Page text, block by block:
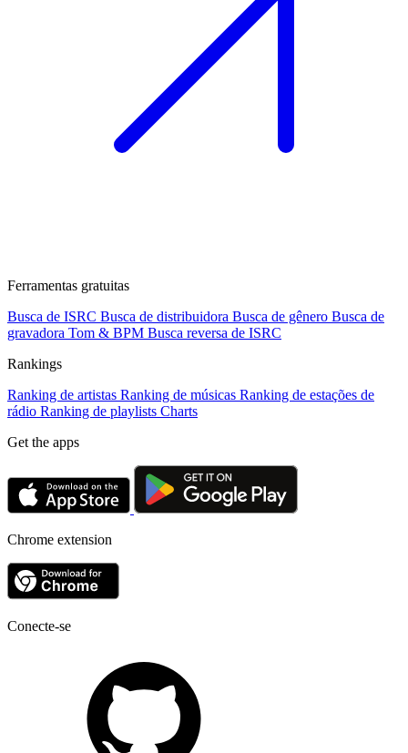
Ferramentas gratuitas
Busca de ISRC Busca de distribuidora Busca de gênero Busca de
gravadora Tom & BPM Busca reversa de ISRC
Rankings
Ranking de artistas Ranking de músicas Ranking de estações de
rádio Ranking de playlists Charts
Get the apps
Chrome extension
Conecte-se